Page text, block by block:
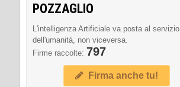
POZZAGLIO
L'intelligenza Artificiale va posta al servizio
dell'umanità, non viceversa.
Firme raccolte: 797
Firma anche tu!